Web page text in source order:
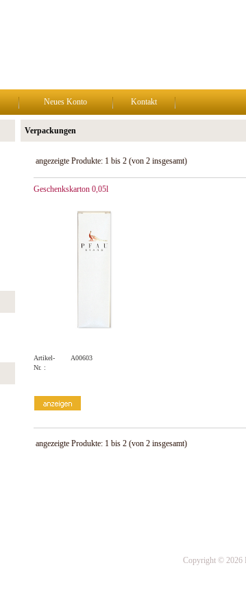
Neues Konto Kontakt
Verpackungen
angezeigte Produkte: 1bis 2(von 2insgesamt)
Geschenkskarton 0,05l
Artikel-
Nr. :
A00603
angezeigte Produkte: 1bis 2(von 2insgesamt)
Copyright © 2026